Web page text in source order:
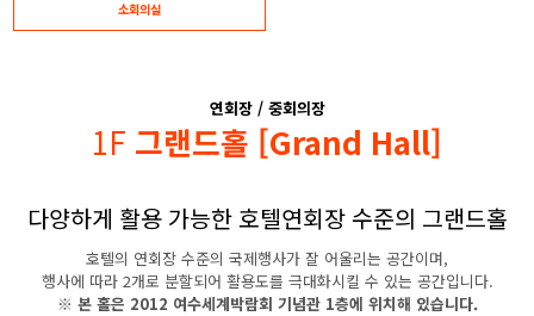
소회의실
연회장 / 중회의장
1F 그랜드홀 [Grand Hall]
다양하게 활용 가능한 호텔연회장 수준의 그랜드홀
호텔의 연회장 수준의 국제행사가 잘 어울리는 공간이며,
행사에 따라 2개로 분할되어 활용도를 극대화시킬 수 있는 공간입니다.
※ 본 홀은 2012 여수세계박람회 기념관 1층에 위치해 있습니다.